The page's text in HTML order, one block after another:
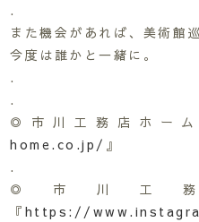
.
また機会があれば、美術館
今度は誰かと一緒に。
.
.
◎市川工務店ホー
home.co.jp/ 』
.
◎市川工務
『 https://